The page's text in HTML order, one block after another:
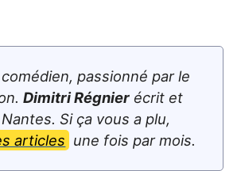
passionné par le
Dimitri Régnier écrit et
Si ça vous a plu,
articles une fois par mois.